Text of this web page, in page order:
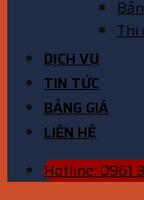
Thi
DỊCH VỤ
TIN TỨC
BẢNG GIÁ
LIÊN HỆ
Hotline: 0961